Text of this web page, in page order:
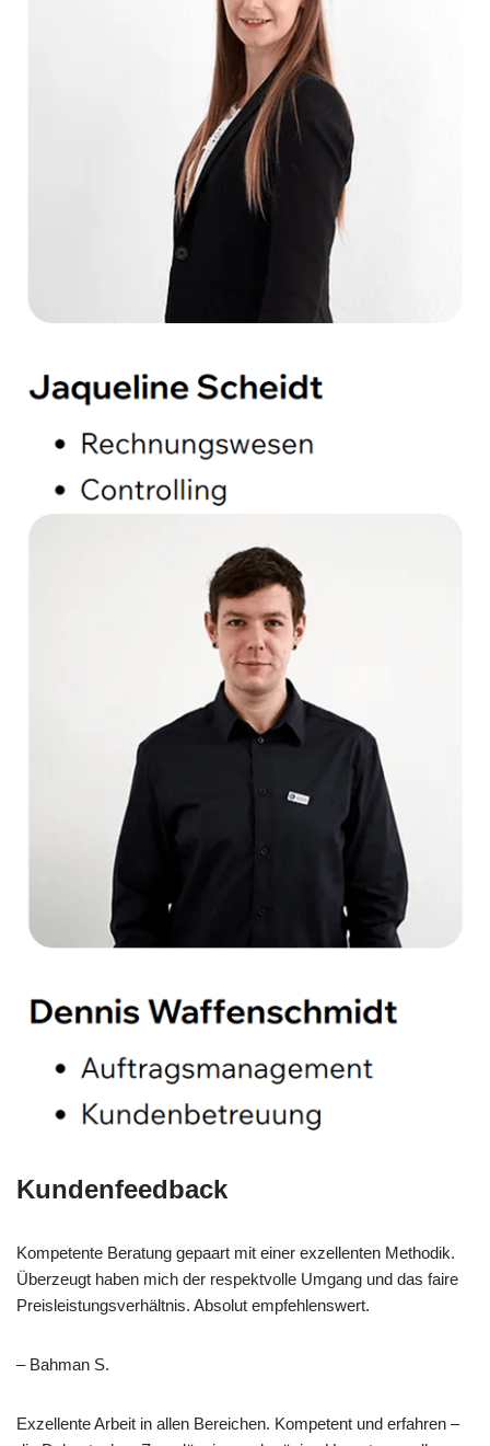
Kundenfeedback
Kompetente Beratung gepaart mit einer exzellenten Methodik.
Überzeugt haben mich der respektvolle Umgang und das faire
Preisleistungsverhältnis. Absolut empfehlenswert.
– Bahman S.
Exzellente Arbeit in allen Bereichen. Kompetent und erfahren –